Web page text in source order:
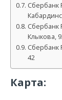
Сбербанк
Сбербанк
Клыкова,
Сбербанк
42
Карта: